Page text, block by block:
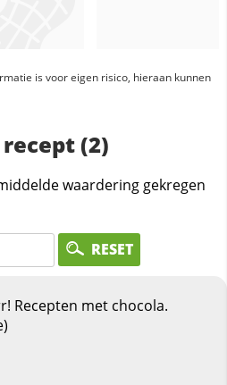
is voor eigen risico, hieraan kunnen
(2)
waardering gekregen
RESET
Recepten met chocola.